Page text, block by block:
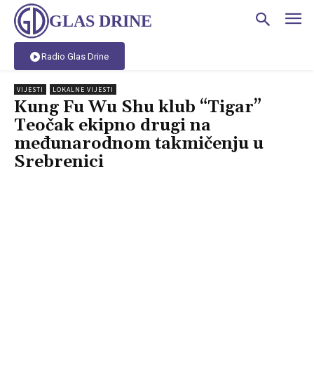
GLAS DRINE
Radio Glas Drine
VIJESTI LOKALNE VIJESTI
Kung Fu Wu Shu klub “Tigar”
Teočak ekipno drugi na
međunarodnom takmičenju u
Srebrenici